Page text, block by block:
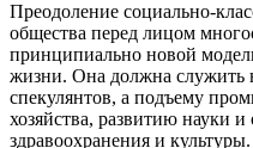
Преодоление социально-
общества перед лицом
принципиально новой
жизни. Она должна
спекулянтов, а подъему
хозяйства, развитию науки
здравоохранения и